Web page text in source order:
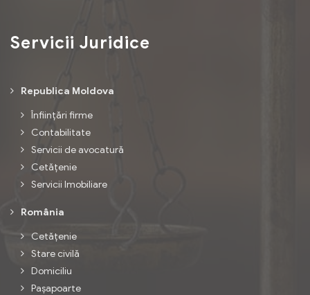
Servicii Juridice
Republica Moldova
Înființări firme
Contabilitate
Servicii de avocatură
Cetățenie
Servicii Imobiliare
România
Cetățenie
Stare civilă
Domiciliu
Pașapoarte